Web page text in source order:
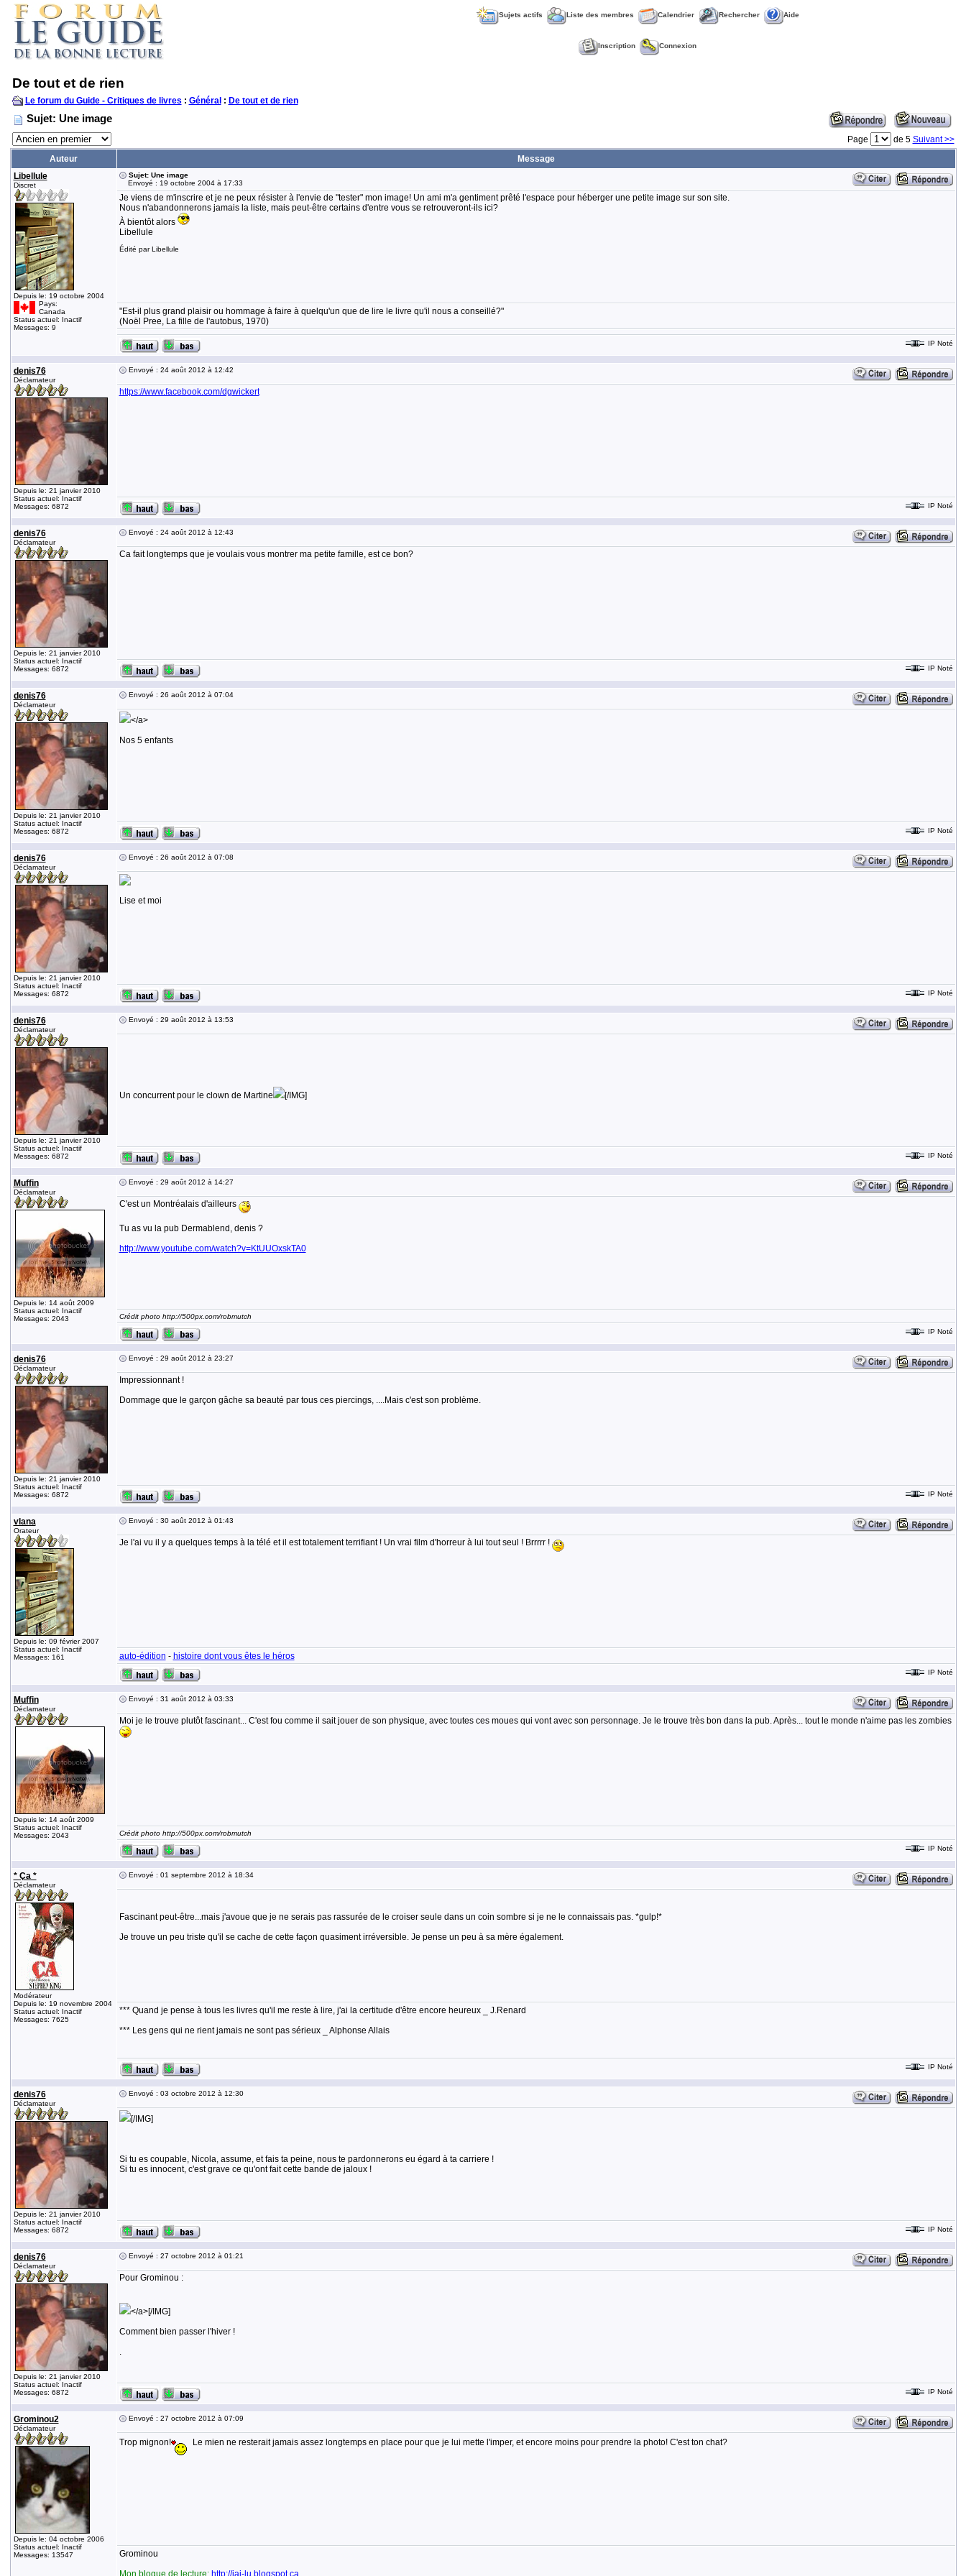
Sujets actifs Liste des membres Calendrier Rechercher Aide
Inscription Connexion
De tout et de rien
Le forum du Guide - Critiques de livres : Général : De tout et de rien
Sujet: Une image
Page de 5 Suivant >>
Auteur
Message
Libellule
Discret
Depuis le: 19 octobre 2004
Pays:
Canada
Status actuel: Inactif
Messages: 9
Sujet: Une image
Envoyé : 19 octobre 2004 à 17:33
Je viens de m'inscrire et je ne peux résister à l'envie de "tester" mon image! Un ami m'a gentiment prêté l'espace pour héberger une petite image sur son site.
Nous n'abandonnerons jamais la liste, mais peut-être certains d'entre vous se retrouveront-ils ici?
À bientôt alors
Libellule
Édité par Libellule
"Est-il plus grand plaisir ou hommage à faire à quelqu'un que de lire le livre qu'il nous a conseillé?"
(Noël Pree, La fille de l'autobus, 1970)
IP Noté
denis76
Déclamateur
Depuis le: 21 janvier 2010
Status actuel: Inactif
Messages: 6872
Envoyé : 24 août 2012 à 12:42
https://www.facebook.com/dgwickert
IP Noté
denis76
Déclamateur
Depuis le: 21 janvier 2010
Status actuel: Inactif
Messages: 6872
Envoyé : 24 août 2012 à 12:43
Ca fait longtemps que je voulais vous montrer ma petite famille, est ce bon?
IP Noté
denis76
Déclamateur
Depuis le: 21 janvier 2010
Status actuel: Inactif
Messages: 6872
Envoyé : 26 août 2012 à 07:04
</a>
Nos 5 enfants
IP Noté
denis76
Déclamateur
Depuis le: 21 janvier 2010
Status actuel: Inactif
Messages: 6872
Envoyé : 26 août 2012 à 07:08
Lise et moi
IP Noté
denis76
Déclamateur
Depuis le: 21 janvier 2010
Status actuel: Inactif
Messages: 6872
Envoyé : 29 août 2012 à 13:53
Un concurrent pour le clown de Martine [/IMG]
IP Noté
Muffin
Déclamateur
Depuis le: 14 août 2009
Status actuel: Inactif
Messages: 2043
Envoyé : 29 août 2012 à 14:27
C'est un Montréalais d'ailleurs
Tu as vu la pub Dermablend, denis ?
http://www.youtube.com/watch?v=KtUUOxskTA0
Crédit photo http://500px.com/robmutch
IP Noté
denis76
Déclamateur
Depuis le: 21 janvier 2010
Status actuel: Inactif
Messages: 6872
Envoyé : 29 août 2012 à 23:27
Impressionnant !
Dommage que le garçon gâche sa beauté par tous ces piercings, ....Mais c'est son problème.
IP Noté
vlana
Orateur
Depuis le: 09 février 2007
Status actuel: Inactif
Messages: 161
Envoyé : 30 août 2012 à 01:43
Je l'ai vu il y a quelques temps à la télé et il est totalement terrifiant ! Un vrai film d'horreur à lui tout seul ! Brrrrr !
auto-édition - histoire dont vous êtes le héros
IP Noté
Muffin
Déclamateur
Depuis le: 14 août 2009
Status actuel: Inactif
Messages: 2043
Envoyé : 31 août 2012 à 03:33
Moi je le trouve plutôt fascinant... C'est fou comme il sait jouer de son physique, avec toutes ces moues qui vont avec son personnage. Je le trouve très bon dans la pub. Après... tout le monde n'aime pas les zombies
Crédit photo http://500px.com/robmutch
IP Noté
* Ça *
Déclamateur
Modérateur
Depuis le: 19 novembre 2004
Status actuel: Inactif
Messages: 7625
Envoyé : 01 septembre 2012 à 18:34
Fascinant peut-être...mais j'avoue que je ne serais pas rassurée de le croiser seule dans un coin sombre si je ne le connaissais pas. *gulp!*
Je trouve un peu triste qu'il se cache de cette façon quasiment irréversible. Je pense un peu à sa mère également.
*** Quand je pense à tous les livres qu'il me reste à lire, j'ai la certitude d'être encore heureux _ J.Renard
*** Les gens qui ne rient jamais ne sont pas sérieux _ Alphonse Allais
IP Noté
denis76
Déclamateur
Depuis le: 21 janvier 2010
Status actuel: Inactif
Messages: 6872
Envoyé : 03 octobre 2012 à 12:30
[/IMG]
Si tu es coupable, Nicola, assume, et fais ta peine, nous te pardonnerons eu égard à ta carriere !
Si tu es innocent, c'est grave ce qu'ont fait cette bande de jaloux !
IP Noté
denis76
Déclamateur
Depuis le: 21 janvier 2010
Status actuel: Inactif
Messages: 6872
Envoyé : 27 octobre 2012 à 01:21
Pour Grominou :
</a>[/IMG]
Comment bien passer l'hiver !
.
IP Noté
Grominou2
Déclamateur
Depuis le: 04 octobre 2006
Status actuel: Inactif
Messages: 13547
Envoyé : 27 octobre 2012 à 07:09
Trop mignon! Le mien ne resterait jamais assez longtemps en place pour que je lui mette l'imper, et encore moins pour prendre la photo! C'est ton chat?
Grominou
Mon blogue de lecture: http://jai-lu.blogspot.ca